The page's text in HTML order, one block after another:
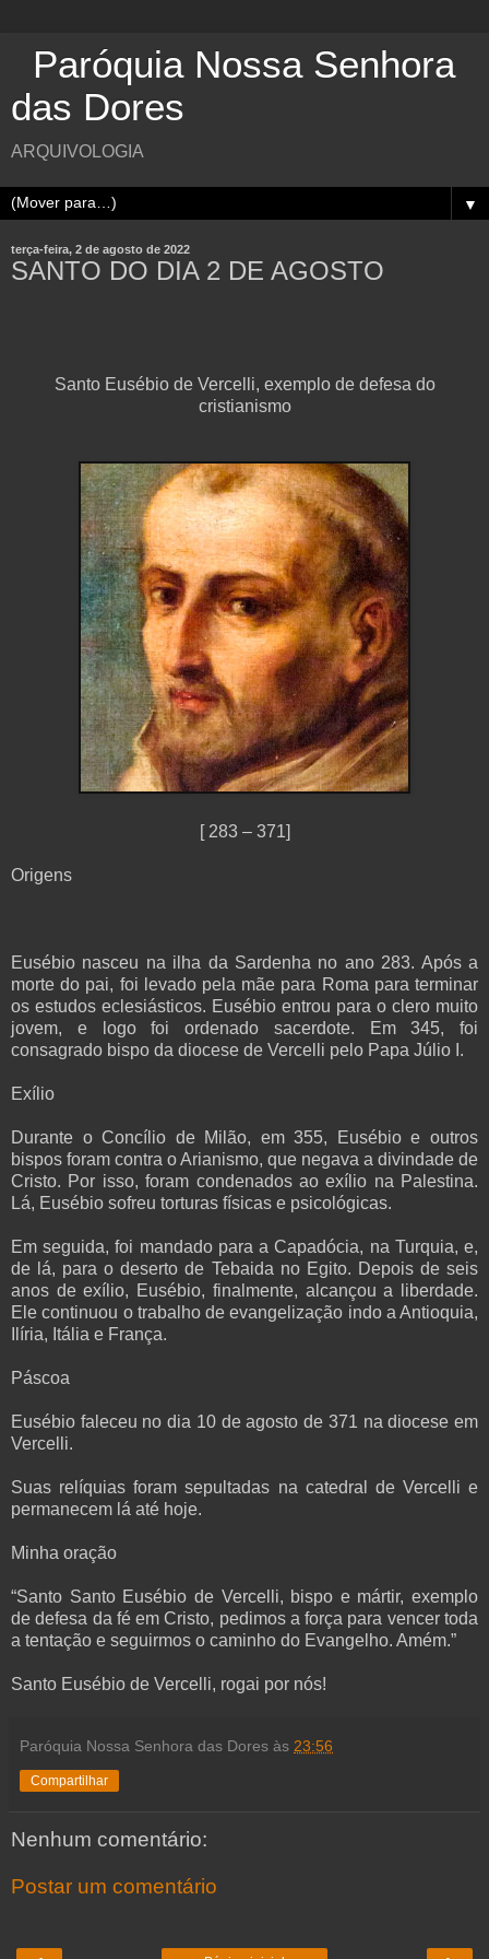
Paróquia Nossa Senhora
das Dores
ARQUIVOLOGIA
▼
terça-feira, 2 de agosto de 2022
SANTO DO DIA 2 DE AGOSTO
Santo Eusébio de Vercelli, exemplo de defesa do
cristianismo
[ 283 – 371]
Origens
Eusébio nasceu na ilha da Sardenha no ano 283. Após a
morte do pai, foi levado pela mãe para Roma para terminar
os estudos eclesiásticos. Eusébio entrou para o clero muito
jovem, e logo foi ordenado sacerdote. Em 345, foi
consagrado bispo da diocese de Vercelli pelo Papa Júlio I.
Exílio
Durante o Concílio de Milão, em 355, Eusébio e outros
bispos foram contra o Arianismo, que negava a divindade de
Cristo. Por isso, foram condenados ao exílio na Palestina.
Lá, Eusébio sofreu torturas físicas e psicológicas.
Em seguida, foi mandado para a Capadócia, na Turquia, e,
de lá, para o deserto de Tebaida no Egito. Depois de seis
anos de exílio, Eusébio, finalmente, alcançou a liberdade.
Ele continuou o trabalho de evangelização indo a Antioquia,
Ilíria, Itália e França.
Páscoa
Eusébio faleceu no dia 10 de agosto de 371 na diocese em
Vercelli.
Suas relíquias foram sepultadas na catedral de Vercelli e
permanecem lá até hoje.
Minha oração
“Santo Santo Eusébio de Vercelli, bispo e mártir, exemplo
de defesa da fé em Cristo, pedimos a força para vencer toda
a tentação e seguirmos o caminho do Evangelho. Amém.”
Santo Eusébio de Vercelli, rogai por nós!
Paróquia Nossa Senhora das Dores às 23:56
Compartilhar
Nenhum comentário:
Postar um comentário